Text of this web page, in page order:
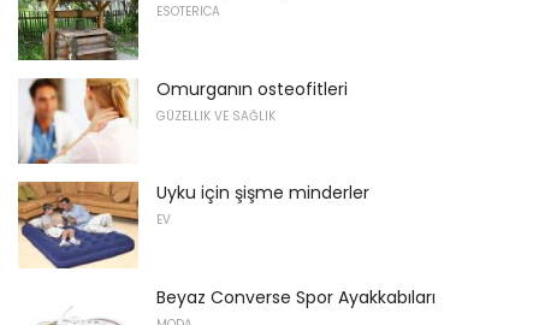
ESOTERICA
Omurganın osteofitleri
GÜZELLIK VE SAĞLIK
Uyku için şişme minderler
EV
Beyaz Converse Spor Ayakkabıları